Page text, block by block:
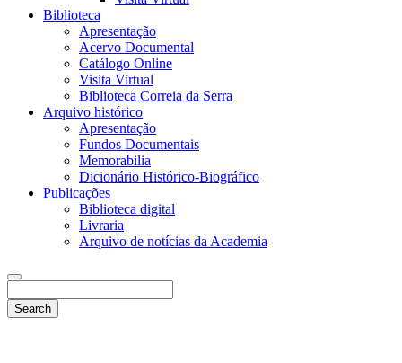
Biblioteca
Apresentação
Acervo Documental
Catálogo Online
Visita Virtual
Biblioteca Correia da Serra
Arquivo histórico
Apresentação
Fundos Documentais
Memorabilia
Dicionário Histórico-Biográfico
Publicações
Biblioteca digital
Livraria
Arquivo de notícias da Academia